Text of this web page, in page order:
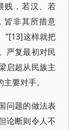
贱，若汉、若
皆非其所措意
”[13]这样就把
严复最初对民
启超从民族主
要对手。
问题的做法表
论断则令人不